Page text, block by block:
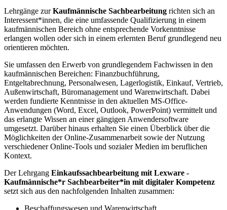
Lehrgänge zurKaufmännische Sachbearbeitung richten sich an
Interessent*innen, die eine umfassende Qualifizierung in einem
kaufmännischen Bereich ohne entsprechende Vorkenntnisse
erlangen wollen oder sich in einem erlernten Beruf grundlegend neu
orientieren möchten.
Sie umfassen den Erwerb von grundlegendem Fachwissen in den
kaufmännischen Bereichen: Finanzbuchführung,
Entgeltabrechnung, Personalwesen, Lagerlogistik, Einkauf, Vertrieb,
Außenwirtschaft, Büromanagement und Warenwirtschaft. Dabei
werden fundierte Kenntnisse in den aktuellen MS-Office-
Anwendungen (Word, Excel, Outlook, PowerPoint) vermittelt und
das erlangte Wissen an einer gängigen Anwendersoftware
umgesetzt. Darüber hinaus erhalten Sie einen Überblick über die
Möglichkeiten der Online-Zusammenarbeit sowie der Nutzung
verschiedener Online-Tools und sozialer Medien im beruflichen
Kontext.
Der Lehrgang Einkaufssachbearbeitung mit Lexware -
Kaufmännische*r Sachbearbeiter*in mit digitaler Kompetenz
setzt sich aus den nachfolgenden Inhalten zusammen: